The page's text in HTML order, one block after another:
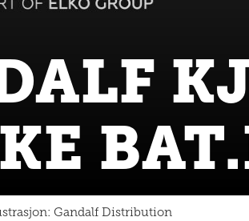
Gandalf Distribution